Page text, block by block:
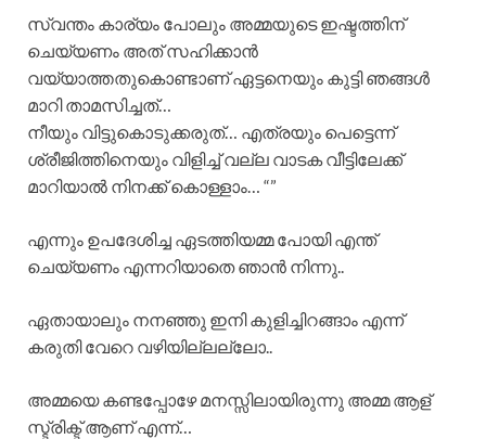
സ്വന്തം കാര്യം പോലും അമ്മയുടെ ഇഷ്ടത്തിന്
ചെയ്യണം അത് സഹിക്കാൻ
വയ്യാത്തതുകൊണ്ടാണ് ഏട്ടനെയും കുട്ടി ഞങ്ങൾ
മാറി താമസിച്ചത്…
നീയും വിട്ടുകൊടുക്കരുത്… എത്രയും പെട്ടെന്ന്
ശ്രീജിത്തിനെയും വിളിച്ച് വല്ല വാടക വീട്ടിലേക്ക്
മാറിയാൽ നിനക്ക് കൊള്ളാം… “”
എന്നും ഉപദേശിച്ച ഏടത്തിയമ്മ പോയി എന്ത്
ചെയ്യണം എന്നറിയാതെ ഞാൻ നിന്നു..
ഏതായാലും നനഞ്ഞു ഇനി കുളിച്ചിറങ്ങാം എന്ന്
കരുതി വേറെ വഴിയില്ലല്ലോ..
അമ്മയെ കണ്ടപ്പോഴേ മനസ്സിലായിരുന്നു അമ്മ ആള്
സ്ട്രിക്ട് ആണ് എന്ന്…